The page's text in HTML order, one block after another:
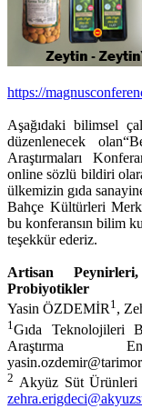
https://
Aşağıdaki bilimsel
düzenlenecek
Araştırmaları
online sözlü bildiri
ülkemizin gıda
Bahçe Kültürleri
bu konferansın bilim
teşekkür ederiz.
Artisan
Probiyotikler
Yasin ÖZDEMİR1,
1 Gıda Teknolojileri
Araştırma
2 Akyüz Süt Ürünleri